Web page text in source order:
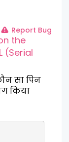
Report Bug
the
(Serial
सा पिन
किया